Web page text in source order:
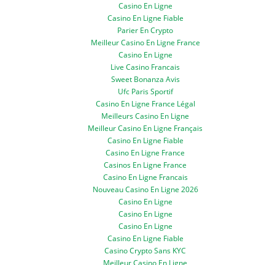
Casino En Ligne
Casino En Ligne Fiable
Parier En Crypto
Meilleur Casino En Ligne France
Casino En Ligne
Live Casino Francais
Sweet Bonanza Avis
Ufc Paris Sportif
Casino En Ligne France Légal
Meilleurs Casino En Ligne
Meilleur Casino En Ligne Français
Casino En Ligne Fiable
Casino En Ligne France
Casinos En Ligne France
Casino En Ligne Francais
Nouveau Casino En Ligne 2026
Casino En Ligne
Casino En Ligne
Casino En Ligne
Casino En Ligne Fiable
Casino Crypto Sans KYC